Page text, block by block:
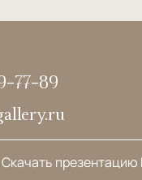
77-89
Скачать презентацию